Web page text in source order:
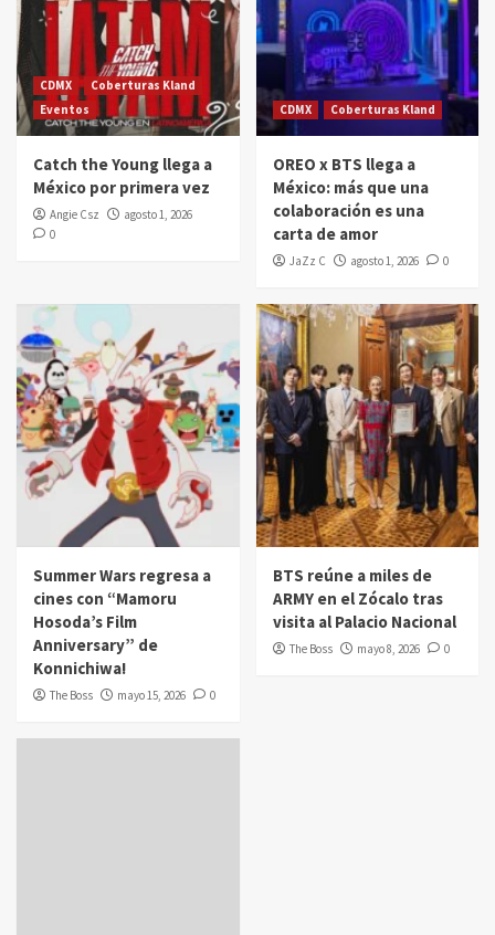
CDMX
Coberturas Kland
Eventos
Catch the Young llega a
México por primera vez
Angie Csz
agosto 1, 2026
0
CDMX Coberturas Kland
OREO x BTS llega a
México: más que una
colaboración es una
carta de amor
JaZz C agosto 1, 2026 0
Summer Wars regresa a
cines con “Mamoru
Hosoda’s Film
Anniversary” de
Konnichiwa!
The Boss mayo 15, 2026 0
BTS reúne a miles de
ARMY en el Zócalo tras
visita al Palacio Nacional
The Boss mayo 8, 2026 0